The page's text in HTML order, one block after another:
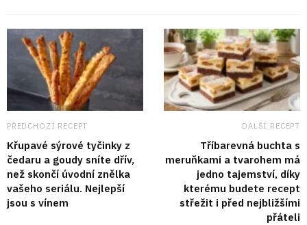
PŘEDCHOZÍ RECEPT
Křupavé sýrové tyčinky z
čedaru a goudy sníte dřív,
než skončí úvodní znělka
vašeho seriálu. Nejlepší
jsou s vínem
DALŠÍ RECEPT
Tříbarevná buchta s
meruňkami a tvarohem má
jedno tajemství, díky
kterému budete recept
střežit i před nejbližšími
přáteli